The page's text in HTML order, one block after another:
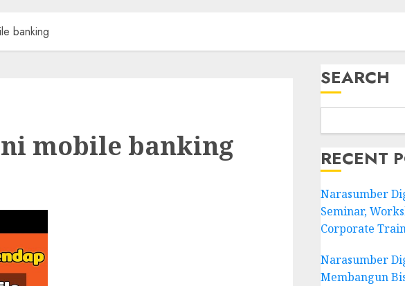
banking
mobile banking
SEARCH
RECENT
Narasumber
Seminar,
Corporate
Narasumber
Membangun